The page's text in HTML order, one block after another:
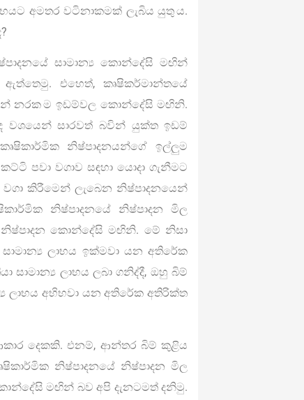
අමතර වටිනාකමක් ලැබිය යුතු ය.
සාමාන්‍ය කොන්දේසි මඟින්
එහෙත්, කෘෂිකර්මාන්තයේ
නරක ම ඉඩම්වල කොන්දේසි මඟිනි.
වශයෙන් සාරවත් බවින් යුක්ත ඉඩම්
නිෂ්පාදනයන්ගේ ඉල්ලුම
පවා වගාව සඳහා යොදා ගැනීමට
කිරීමෙන් ලැබෙන නිෂ්පාදනයෙන්
නිෂ්පාදනයේ නිෂ්පාදන මිල
කොන්දේසි මඟිනි. මේ නිසා
ලාභය ඉක්මවා යන අතිරේක
සාමාන්‍ය ලාභය ලබා ගනිද්දී, ඔහු බිම්
ලාභය අභිභවා යන අතිරේක අතිරික්ත
දෙකකි. එනම්, ආන්තර බිම් කුළිය
නිෂ්පාදනයේ නිෂ්පාදන මිල
මඟින් බව අපි දැනටමත් දනිමු.